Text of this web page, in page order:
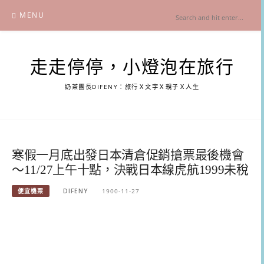
content
MENU
走走停停，小燈泡在旅行
奶茶團長DIFENY：旅行Ｘ文字Ｘ親子Ｘ人生
寒假一月底出發日本清倉促銷搶票最後機會
～11/27上午十點，決戰日本線虎航1999未稅
便宜機票 DIFENY 1900-11-27